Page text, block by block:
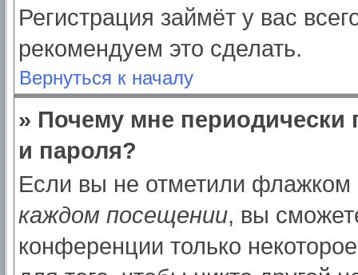
Регистрация займёт у вас
рекомендуем это сделать.
Вернуться к началу
» Почему мне периодически
и пароля?
Если вы не отметили флажком
каждом посещении, вы
конференции только